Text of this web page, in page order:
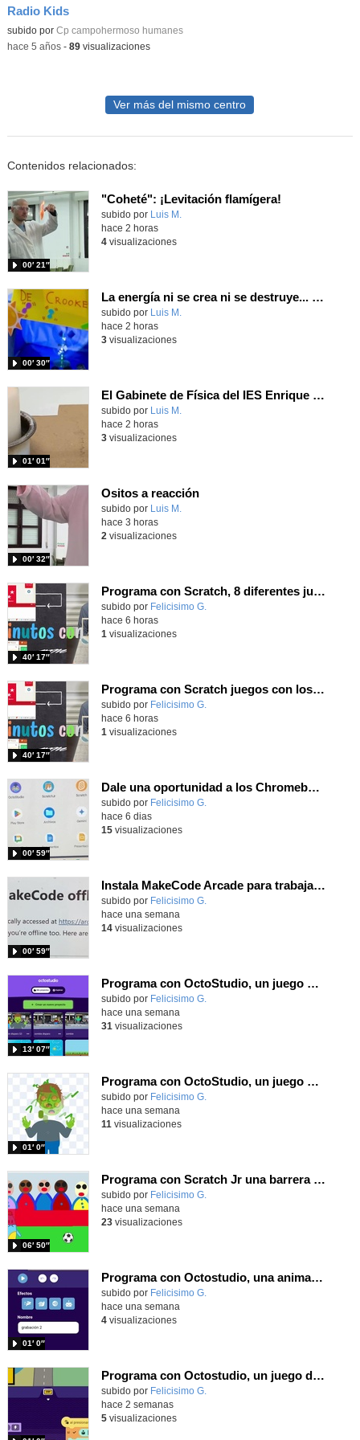
Radio Kids
Contenido educativo.
subido por Cp campohermoso humanes
-hace 5 años- 89visualizaciones
Ver más del mismo centro
Contenidos relacionados:
"Coheté": ¡Levitación flamígera!
Contenido educativo.
subido por Luis M.
00′ 21″
hace 2 horas
4visualizaciones
La energía ni se crea ni se destruye... ¡se experimenta! El Tierno en la Feria Madrid es Ciencia 2026
Contenido educativo.
subido por Luis M.
00′ 30″
hace 2 horas
3visualizaciones
El Gabinete de Física del IES Enrique Tierno Galván de Parla (Curso 25-26)
Contenido educativo.
subido por Luis M.
01′ 01″
hace 2 horas
3visualizaciones
Ositos a reacción
Contenido educativo.
subido por Luis M.
00′ 32″
hace 3 horas
2 visualizaciones
Programa con Scratch, 8 diferentes juegos para vivir la emoción de los partidos de España en el mundial 2026
Contenido educativo.
subido por Felicisimo G.
40′ 17″
hace 6 horas
1 visualizaciones
Programa con Scratch juegos con los partidos del mundial 2026 ganados por España
Contenido educativo.
subido por Felicisimo G.
40′ 17″
hace 6 horas
1 visualizaciones
Dale una oportunidad a los Chromebooks y utiliza un proyector para realizar talleres si no tienes pantallas táctiles
Contenido educativo.
subido por Felicisimo G.
00′ 59″
hace 6 dias
15visualizaciones
Instala MakeCode Arcade para trabajar offline en tu tablet, ordenador, Chromebook
Contenido educativo.
subido por Felicisimo G.
00′ 59″
hace una semana
14visualizaciones
Programa con OctoStudio, un juego de disparos contra Zombies con un cargador basado en el House of the dead
Contenido educativo.
subido por Felicisimo G.
13′ 07″
hace una semana
31 visualizaciones
Programa con OctoStudio, un juego homenajeando al House of the dead con Zombies
Contenido educativo.
subido por Felicisimo G.
01′ 0″
hace una semana
11 visualizaciones
Programa con Scratch Jr una barrera que se desplaza para dar sensación de movimiento
Contenido educativo.
subido por Felicisimo G.
06′ 50″
hace una semana
23visualizaciones
Programa con Octostudio, una animación utilizando la cámara para una foto y audio y texto para comunicar.
Contenido educativo.
subido por Felicisimo G.
01′ 0″
hace una semana
4visualizaciones
Programa con Octostudio, un juego de Educación Víal cruzando un paso de cebra.
Contenido educativo.
subido por Felicisimo G.
hace 2 semanas
5visualizaciones